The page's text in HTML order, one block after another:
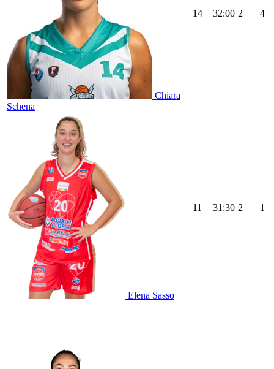
Chiara
Schena
14 32:00 2 4
Elena Sasso
11 31:30 2 1